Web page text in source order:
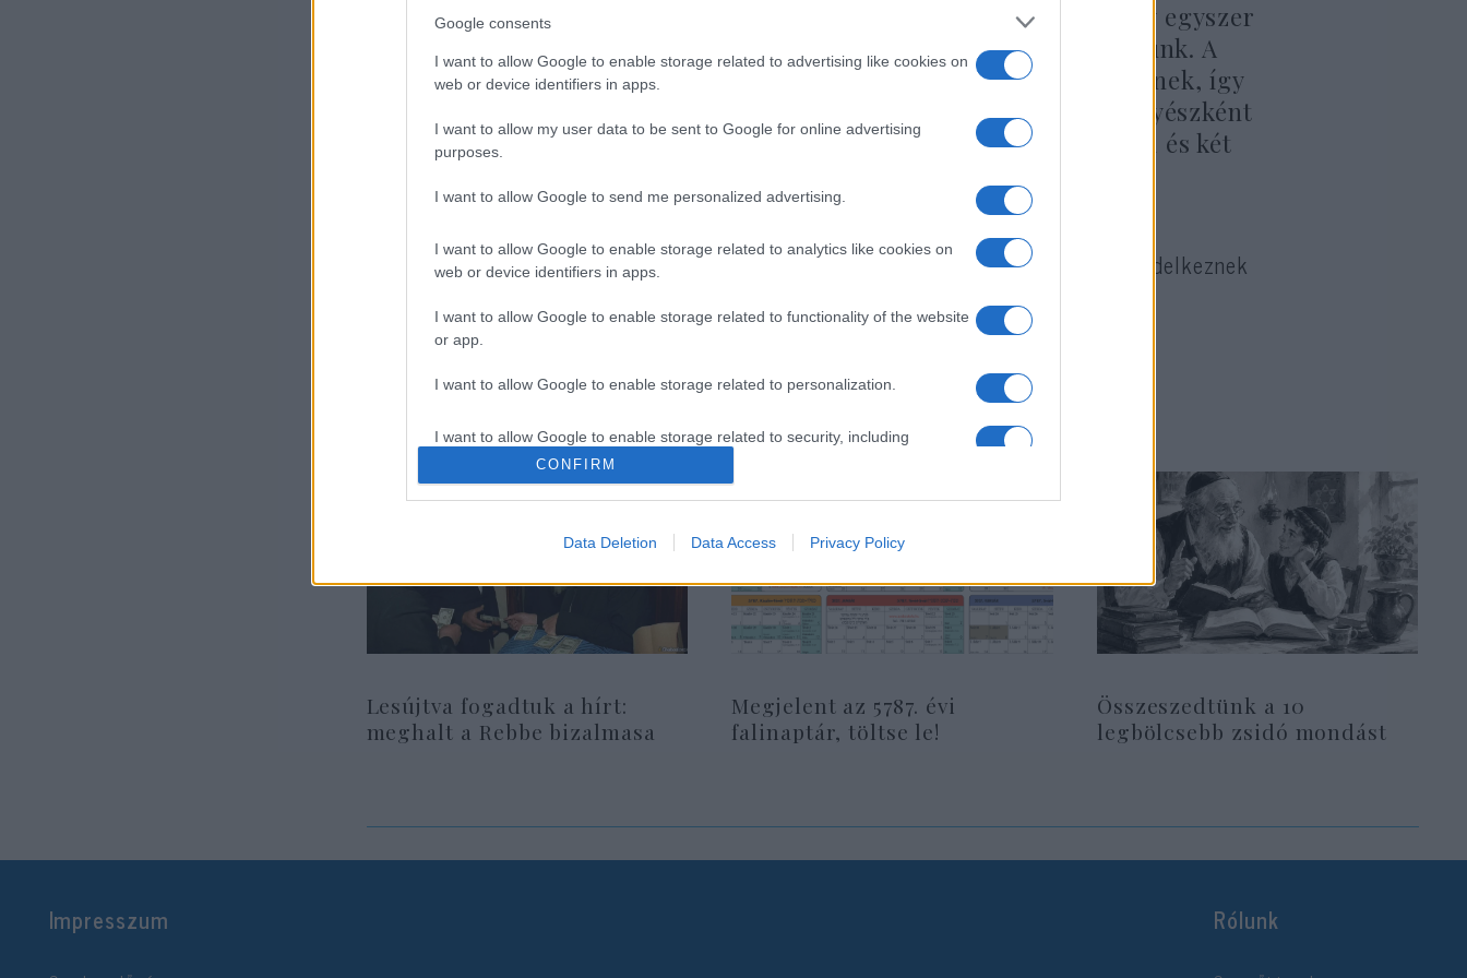
Google consents
I want to allow Google to enable storage related to advertising like cookies on
web or device identifiers in apps.
I want to allow my user data to be sent to Google for online advertising
purposes.
I want to allow Google to send me personalized advertising.
I want to allow Google to enable storage related to analytics like cookies on
web or device identifiers in apps.
I want to allow Google to enable storage related to functionality of the website
or app.
I want to allow Google to enable storage related to personalization.
I want to allow Google to enable storage related to security, including
authentication functionality and fraud prevention, and other user protection.
CONFIRM
Data Deletion Data Access Privacy Policy
elhagytam a szülőföldem, mindig is úgy gondoltam, hogy egyszer
majd visszatérek, és 2015-ben a feleségemmel így is tettünk. A
múzeummal való feladatok most teljesen Tel-Avivhoz kötnek, így
inkább a fiam, Daniel, aki szintén beszél magyarul és ügyészként
dolgozik Londonban, illetve a Los Angelesben élő lányom és két
— nyilatkozta Geller, akinek állítása szerint családtagjai sajnos nem rendelkeznek
A teljes interjú
Lesújtva fogadtuk a hírt:
meghalt a Rebbe bizalmasa
Megjelent az 5787. évi
falinaptár, töltse le!
Összeszedtünk a 10
legbölcsebb zsidó mondást
Impresszum Rólunk